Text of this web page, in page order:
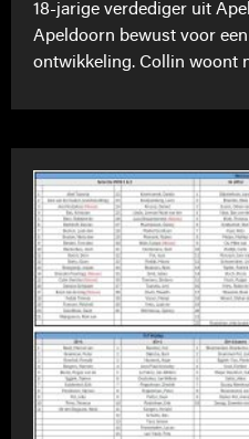
18-jarige verdediger uit
Apeldoorn bewust voor
ontwikkeling. Collin woont